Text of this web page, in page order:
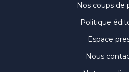
Nos coups de
Politique
Espace
Nous